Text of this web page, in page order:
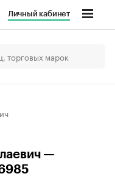
Личный кабинет
—